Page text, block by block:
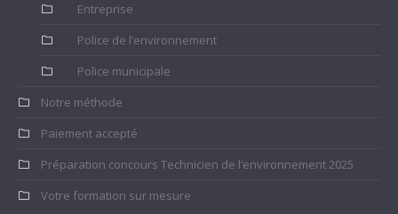
Entreprise
Police de l’environnement
Police municipale
Notre méthode
Paiement accepté
Préparation concours Technicien de l’environnement 2025
Votre formation sur mesure